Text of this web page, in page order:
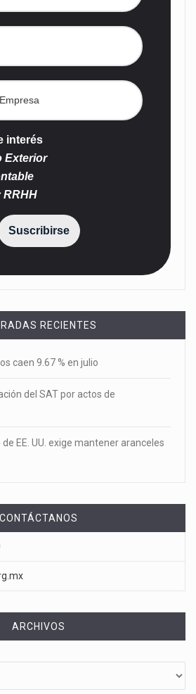
interés
Exterior
RRHH
Suscribirse
RECIENTES
caen 9.67 % en julio
del SAT por actos de
EE. UU. exige mantener aranceles
CONTÁCTANOS
ARCHIVOS